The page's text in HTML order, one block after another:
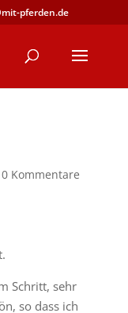
pferden.de
0 Kommentare
Schritt, sehr
so dass ich